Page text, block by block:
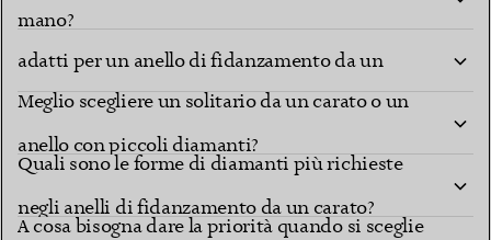
mano?
Quali sono i modelli e i tipi di montatura più
adatti per un anello di fidanzamento da un
carato?
Meglio scegliere un solitario da un carato o un
anello con piccoli diamanti?
Quali sono le forme di diamanti più richieste
negli anelli di fidanzamento da un carato?
A cosa bisogna dare la priorità quando si sceglie